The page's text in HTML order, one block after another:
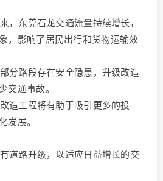
，东莞石龙交通流量持续增长，
，影响了居民出行和货物运输效
分路段存在安全隐患，升级改造
交通事故。
造工程将有助于吸引更多的投
发展。
道路升级，以适应日益增长的交